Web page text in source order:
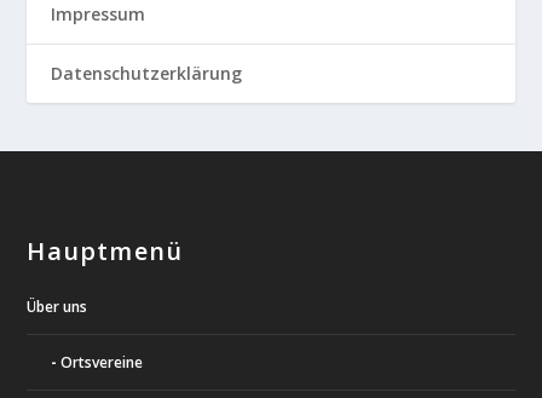
Impressum
Datenschutzerklärung
Hauptmenü
Über uns
Ortsvereine